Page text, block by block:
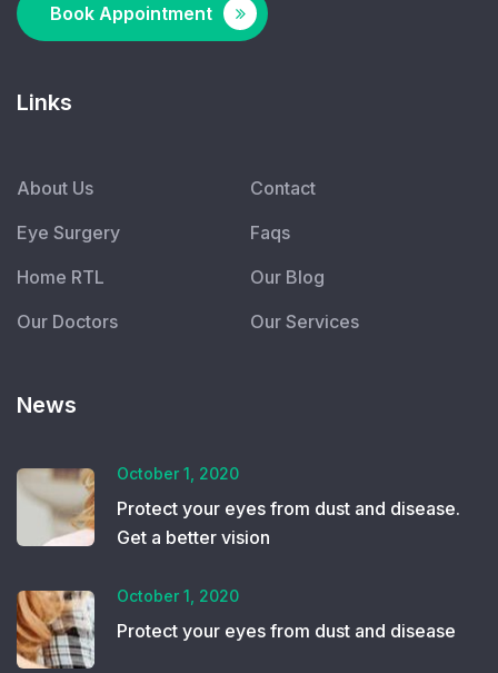
Book Appointment
Links
About Us
Contact
Eye Surgery
Faqs
Home RTL
Our Blog
Our Doctors
Our Services
News
October 1, 2020
Protect your eyes from dust and disease.
Get a better vision
October 1, 2020
Protect your eyes from dust and disease